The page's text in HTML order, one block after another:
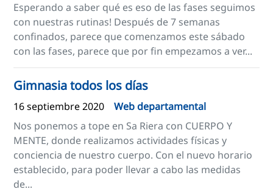
Esperando a saber qué es eso de las fases seguimos
con nuestras rutinas! Después de 7 semanas
confinados, parece que comenzamos este sábado
con las fases, parece que por fin empezamos a ver...
Gimnasia todos los días
16 septiembre 2020
Web departamental
Nos ponemos a tope en Sa Riera con CUERPO Y
MENTE, donde realizamos actividades físicas y
conciencia de nuestro cuerpo. Con el nuevo horario
establecido, para poder llevar a cabo las medidas
de...